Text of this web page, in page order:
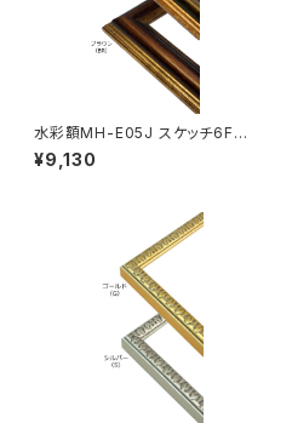
水彩額MH-E05J スケッチ6F 4
58×550ミリ
¥9,130